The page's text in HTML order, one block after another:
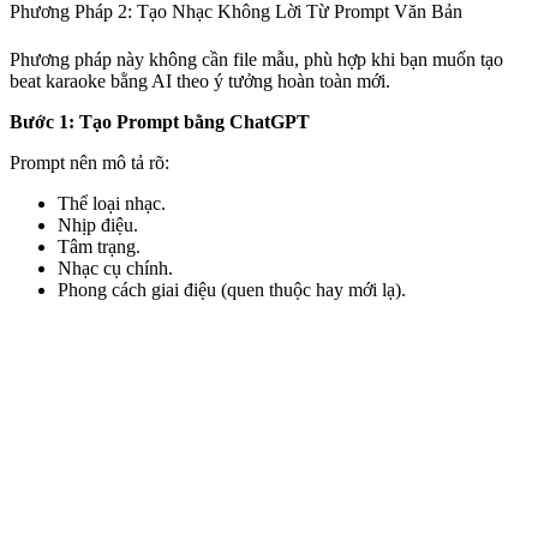
Phương Pháp 2: Tạo Nhạc Không Lời Từ Prompt Văn Bản
Phương pháp này không cần file mẫu, phù hợp khi bạn muốn tạo
beat karaoke bằng AI theo ý tưởng hoàn toàn mới.
Bước 1: Tạo Prompt bằng ChatGPT
Prompt nên mô tả rõ:
Thể loại nhạc.
Nhịp điệu.
Tâm trạng.
Nhạc cụ chính.
Phong cách giai điệu (quen thuộc hay mới lạ).